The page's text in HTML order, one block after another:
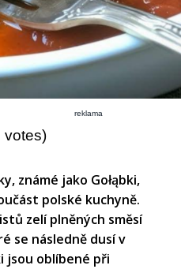
reklama
votes)
známé jako Gołąbki,
polské kuchyně.
zelí plněných směsí
se následně dusí v
jsou oblíbené při